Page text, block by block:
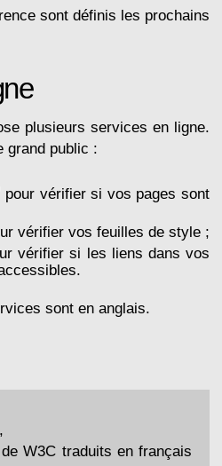
sont définis les prochains
plusieurs services en ligne.
grand public :
pour vérifier si vos pages sont
vérifier vos feuilles de style ;
vérifier si les liens dans vos
sont en anglais.
W3C traduits en français